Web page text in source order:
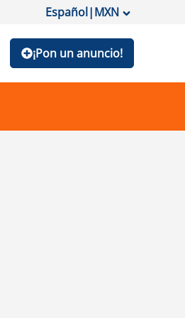
Español|MXN
¡Pon un anuncio!